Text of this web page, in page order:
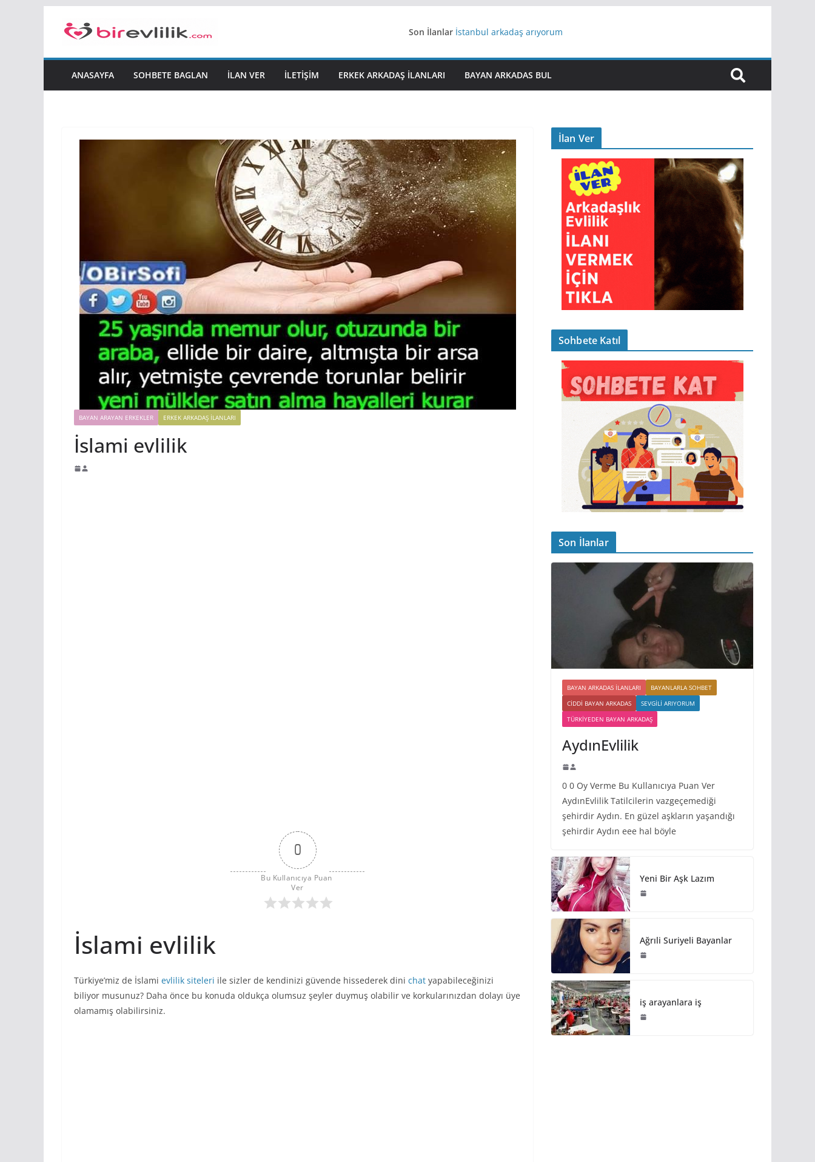
Son İlanlar İstanbul arkadaş arıyorum
Yeni Bir Aşk Lazım
iş arayanlara iş
ANASAYFA SOHBETE BAGLAN İLAN VER İLETIŞIM ERKEK ARKADAŞ ILANLARI BAYAN ARKADAS BUL
BAYAN ARAYAN ERKEKLER ERKEK ARKADAŞ ILANLARI
İslami evlilik
0
Bu Kullanıcıya Puan
Ver
İslami evlilik
Türkiye’miz de İslami evlilik siteleri ile sizler de kendinizi güvende hissederek dini chat yapabileceğinizi
biliyor musunuz? Daha önce bu konuda oldukça olumsuz şeyler duymuş olabilir ve korkularınızdan dolayı üye
olamamış olabilirsiniz.
İlan Ver
Sohbete Katıl
Son İlanlar
BAYAN ARKADAS ILANLARI
BAYANLARLA SOHBET
CIDDI BAYAN ARKADAS
SEVGILI ARIYORUM
TÜRKIYEDEN BAYAN ARKADAŞ
AydınEvlilik
0 0 Oy Verme Bu Kullanıcıya Puan Ver
AydınEvlilik Tatilcilerin vazgeçemediği
şehirdir Aydın. En güzel aşkların yaşandığı
şehirdir Aydın eee hal böyle
Yeni Bir Aşk Lazım
Ağrıli Suriyeli Bayanlar
iş arayanlara iş